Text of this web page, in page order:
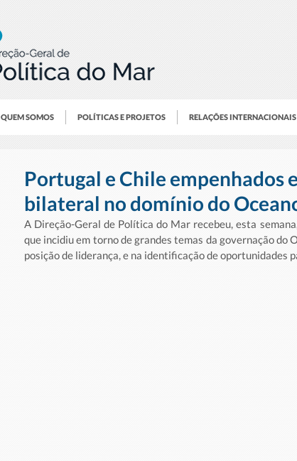
QUEM SOMOS POLÍTICAS E PROJETOS RELAÇÕES INTERNACIONAIS
Portugal e Chile empenhados
bilateral no domínio do
A Direção-Geral de Política do Mar recebeu, esta
que incidiu em torno de grandes temas da governação do
posição de liderança, e na identificação de oportunidades